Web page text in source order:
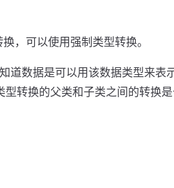
，可以使用强制类型转换。
道数据是可以用该数据类型来表
转换的父类和子类之间的转换